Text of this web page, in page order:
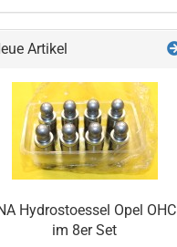
Artikel
Hydrostoessel Opel OHC
im 8er Set